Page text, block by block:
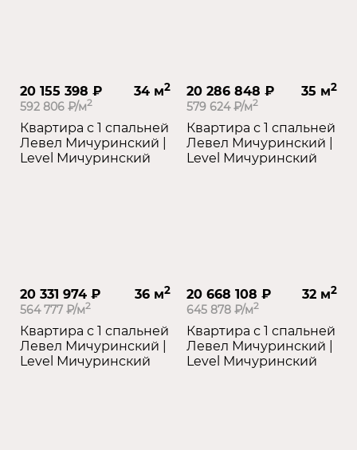
20 155 398 ₽ 34 м2
592 806 ₽/м2
Квартира с 1 спальней
Левел Мичуринский |
Level Мичуринский
20 286 848 ₽ 35 м2
579 624 ₽/м2
Квартира с 1 спальней
Левел Мичуринский |
Level Мичуринский
20 331 974 ₽ 36 м2
564 777 ₽/м2
Квартира с 1 спальней
Левел Мичуринский |
Level Мичуринский
20 668 108 ₽ 32 м2
645 878 ₽/м2
Квартира с 1 спальней
Левел Мичуринский |
Level Мичуринский